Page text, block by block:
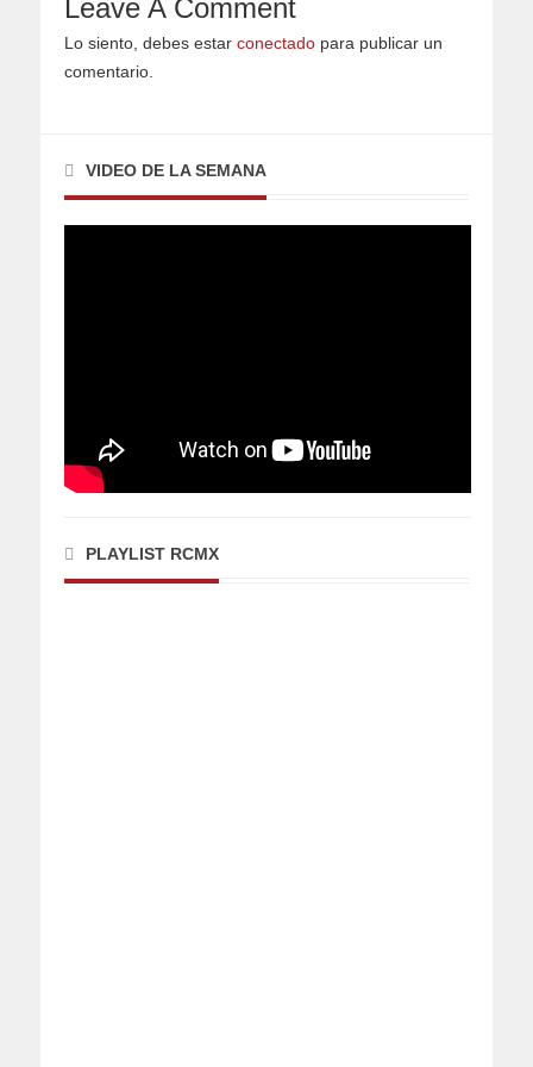
Leave A Comment
Lo siento, debes estar conectado para publicar un
comentario.
VIDEO DE LA SEMANA
PLAYLIST RCMX